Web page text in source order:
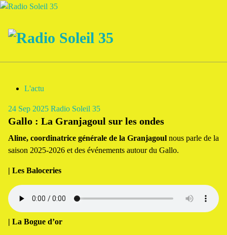
Aller
contenu
L'actu
24 Sep 2025 Radio Soleil 35
Gallo : La Granjagoul sur les ondes
Aline, coordinatrice générale de la Granjagoul nous parle de la
saison 2025-2026 et des événements autour du Gallo.
| Les Baloceries
| La Bogue d’or